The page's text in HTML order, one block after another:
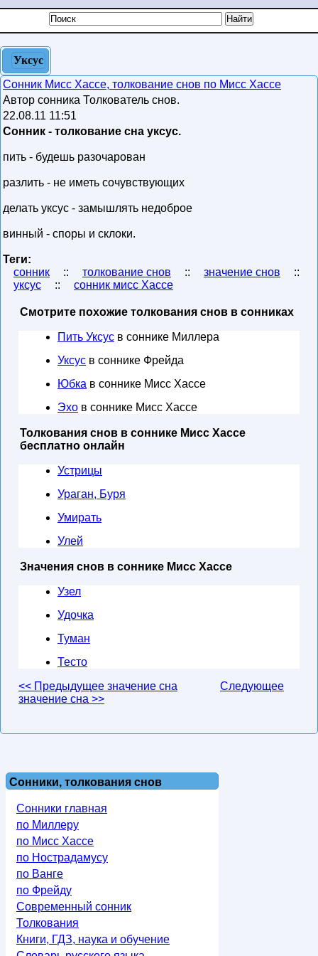
Уксус
Сонник Мисс Хассе, толкование снов по Мисс Хассе
Автор сонника Толкователь снов.
22.08.11 11:51
Сонник - толкование сна уксус.
пить - будешь разочарован
разлить - не иметь сочувствующих
делать уксус - замышлять недоброе
винный - споры и склоки.
Теги:
сонник
:: толкование снов :: значение снов
::
уксус
:: сонник мисс Хассе
Смотрите похожие толкования снов в сонниках
Пить Уксус в соннике Миллера
Уксус в соннике Фрейда
Юбка в соннике Мисс Хассе
Эхо в соннике Мисс Хассе
Толкования снов в соннике Мисс Хассе
бесплатно онлайн
Устрицы
Ураган, Буря
Умирать
Улей
Значения снов в соннике Мисс Хассе
Узел
Удочка
Туман
Тесто
<< Предыдущее значение сна
Следующее
значение сна >>
Сонники, толкования снов
Сонники главная
по Миллеру
по Мисс Хассе
по Нострадамусу
по Ванге
по Фрейду
Современный сонник
Толкования
Книги, ГДЗ, наука и обучение